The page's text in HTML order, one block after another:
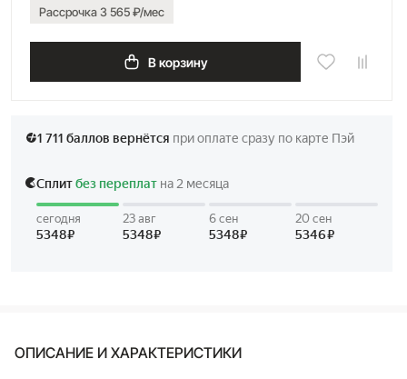
Рассрочка 3 565 ₽/мес
В корзину
ОПИСАНИЕ И ХАРАКТЕРИСТИКИ